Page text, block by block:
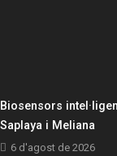
Biosensors
Saplaya i Meliana
6 d'agost de 2026